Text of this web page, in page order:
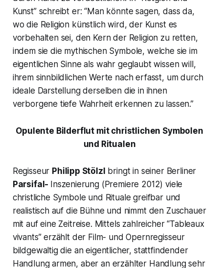
Kunst”schreibt er:“Man könnte sagen, dass da,
wo die Religion künstlich wird, der Kunst es
vorbehalten sei, den Kern der Religion zu retten,
indem sie die mythischen Symbole, welche sie im
eigentlichen Sinne als wahr geglaubt wissen will,
ihrem sinnbildlichen Werte nach erfasst, um durch
ideale Darstellung derselben die in ihnen
verborgene tiefe Wahrheit erkennen zu lassen.”
Opulente Bilderflut mit christlichen Symbolen
und Ritualen
Regisseur Philipp Stölzl bringt in seiner Berliner
Parsifal- Inszenierung (Premiere 2012) viele
christliche Symbole und Rituale greifbar und
realistisch auf die Bühne und nimmt den Zuschauer
mit auf eine Zeitreise. Mittels zahlreicher“Tableaux
vivants”erzählt der Film- und Opernregisseur
bildgewaltig die an eigentlicher, stattfindender
Handlung armen, aber an erzählter Handlung sehr